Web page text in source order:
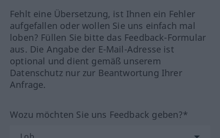
Fehlt eine Übersetzung, ist Ihnen ein Fehler
aufgefallen oder wollen Sie uns einfach mal
loben? Füllen Sie bitte das Feedback-Formular
aus. Die Angabe der E-Mail-Adresse ist
optional und dient gemäß unserem
Datenschutz nur zur Beantwortung Ihrer
Anfrage.
Wozu möchten Sie uns Feedback geben?*